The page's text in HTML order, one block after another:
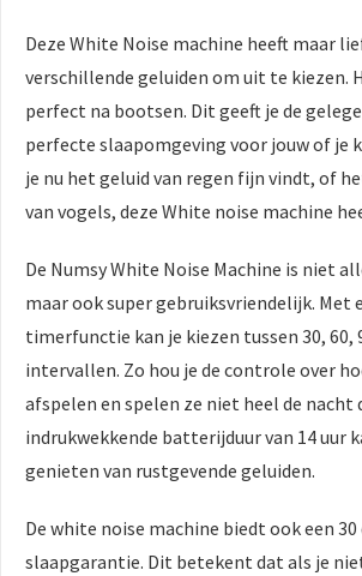
Deze White Noise machine heeft maar
verschillende geluiden om uit te kiezen.
perfect na bootsen. Dit geeft je de
perfecte slaapomgeving voor jouw of je
je nu het geluid van regen fijn vindt, of
van vogels, deze White noise machine
De Numsy White Noise Machine is niet
maar ook super gebruiksvriendelijk. Met
timerfunctie kan je kiezen tussen 30, 60,
intervallen. Zo hou je de controle over
afspelen en spelen ze niet heel de nacht
indrukwekkende batterijduur van 14 uur
genieten van rustgevende geluiden.
De white noise machine biedt ook een 30
slaapgarantie. Dit betekent dat als je